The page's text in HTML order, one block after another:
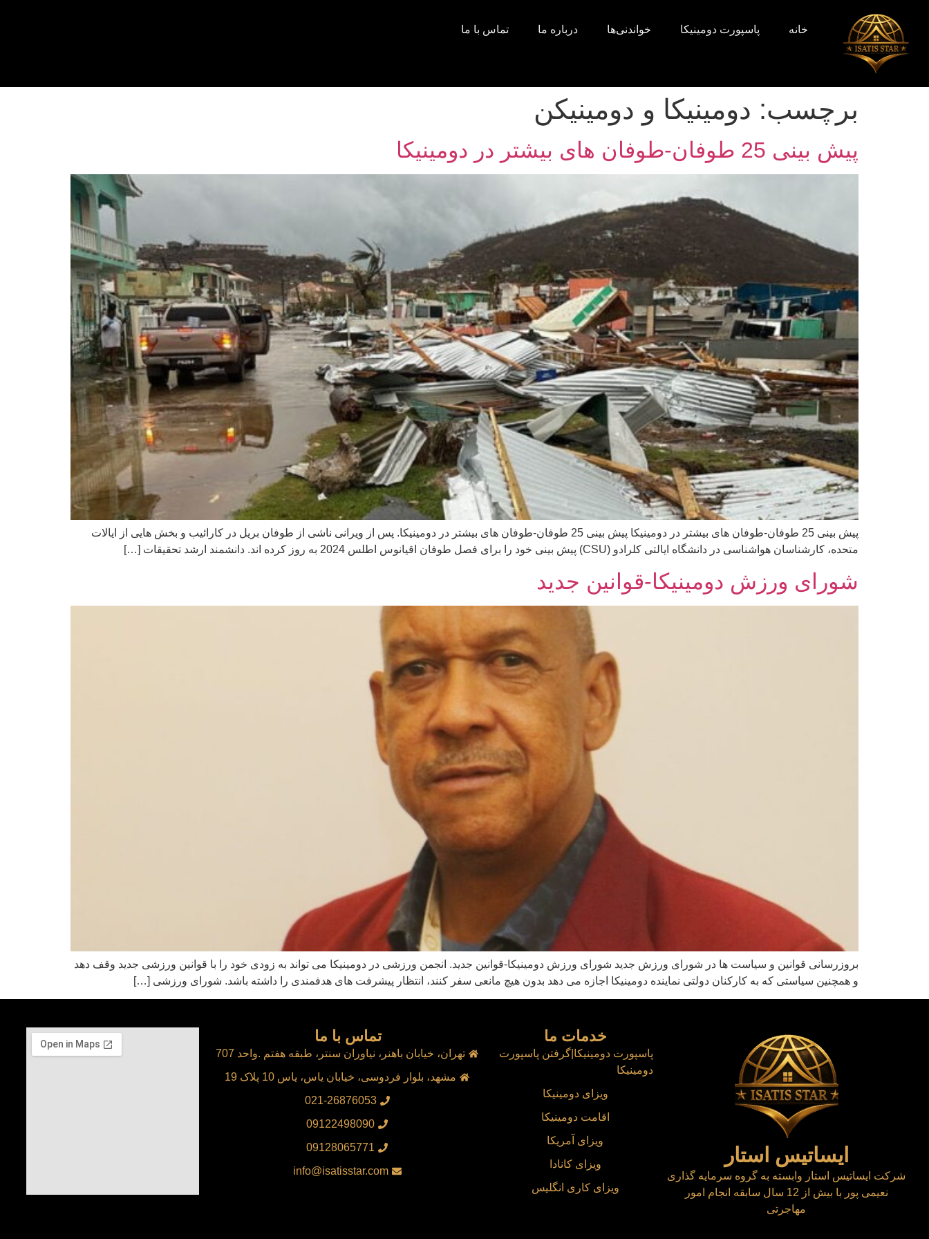
خانه پاسپورت دومینیکا خواندنی‌ها درباره ما تماس با ما
برچسب: دومینیکا و دومینیکن
پیش بینی 25 طوفان-طوفان های بیشتر در دومینیکا
پیش بینی 25 طوفان-طوفان های بیشتر در دومینیکا پیش بینی 25 طوفان-طوفان های بیشتر در دومینیکا. پس از ویرانی ناشی از طوفان بریل در کارائیب و بخش هایی از ایالات
متحده، کارشناسان هواشناسی در دانشگاه ایالتی کلرادو (CSU) پیش بینی خود را برای فصل طوفان اقیانوس اطلس 2024 به روز کرده اند. دانشمند ارشد تحقیقات […]
شورای ورزش دومینیکا-قوانین جدید
بروزرسانی قوانین و سیاست ها در شورای ورزش جدید شورای ورزش دومینیکا-قوانین جدید. انجمن ورزشی در دومینیکا می تواند به زودی خود را با قوانین ورزشی جدید وقف دهد
و همچنین سیاستی که به کارکنان دولتی نماینده دومینیکا اجازه می دهد بدون هیچ مانعی سفر کنند، انتظار پیشرفت های هدفمندی را داشته باشد. شورای ورزشی […]
ایساتیس استار
شرکت ایساتیس استار وابسته به گروه سرمایه گذاری
نعیمی پور با بیش از 12 سال سابقه انجام امور
مهاجرتی
خدمات ما
پاسپورت دومینیکا|گرفتن پاسپورت
دومینیکا
ویزای دومینیکا
اقامت دومینیکا
ویزای آمریکا
ویزای کانادا
ویزای کاری انگلیس
تماس با ما
تهران، خیابان باهنر، نیاوران سنتر، طبقه هفتم .واحد 707
مشهد، بلوار فردوسی، خیابان یاس، یاس 10 پلاک 19
021-26876053
09122498090
09128065771
info@isatisstar.com